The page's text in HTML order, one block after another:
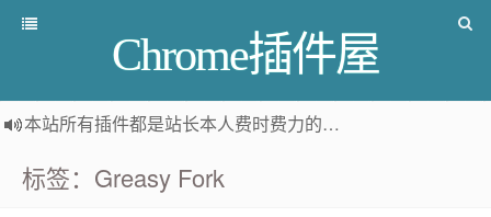
Chrome插件屋
本站所有插件都是站长本人费时费力的人工筛选推荐
标签：Greasy Fork